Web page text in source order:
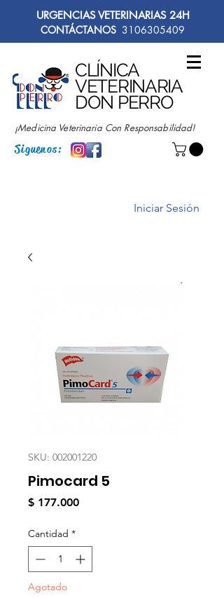
URGENCIAS VETERINARIAS 24H
CONTÁCTANOS 3106305409
CLÍNICA
VETERINARIA
DON PERRO
¡Medicina Veterinaria Con Responsabilidad!
Siguenos:
Iniciar Sesión
SKU: 002001220
Pimocard 5
$ 177.000Precio
Cantidad *
Agotado